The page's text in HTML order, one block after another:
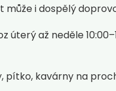
může i dospělý
úterý až neděle
pítko, kavárny na